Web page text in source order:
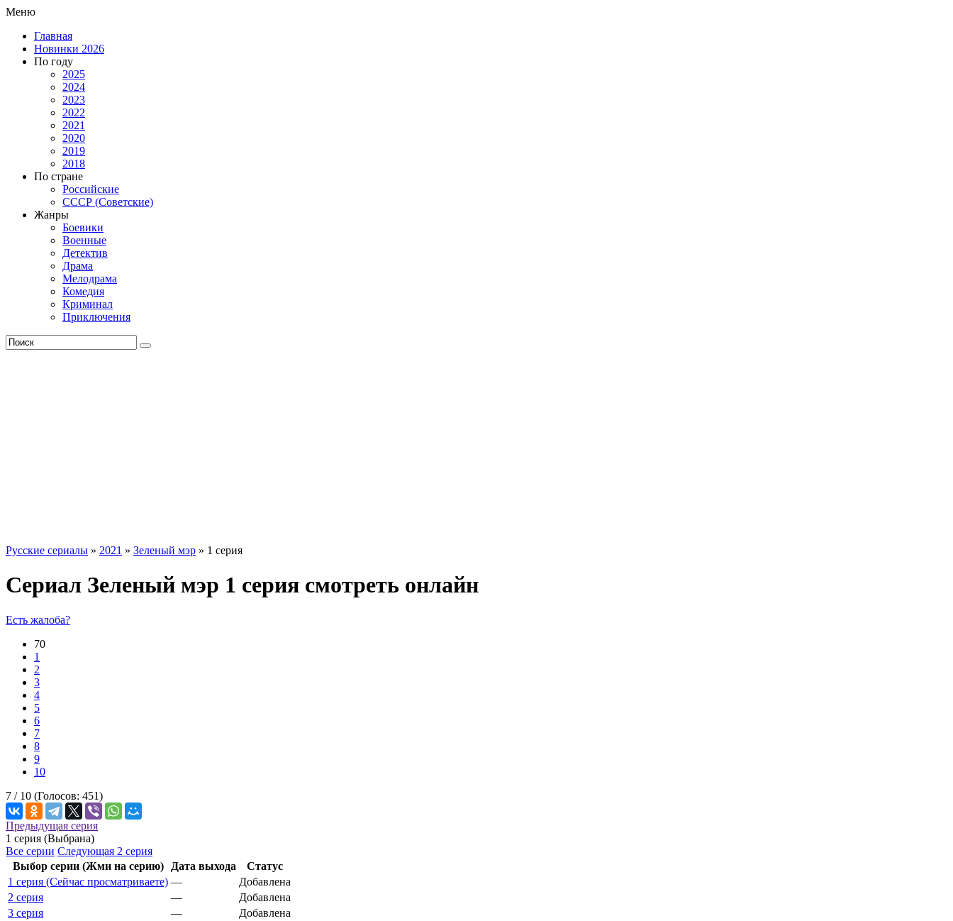
Меню
Главная
Новинки 2026
По году
2025
2024
2023
2022
2021
2020
2019
2018
По стране
Российские
СССР (Советские)
Жанры
Боевики
Военные
Детектив
Драма
Мелодрама
Комедия
Криминал
Приключения
Русские сериалы » 2021 » Зеленый мэр » 1 серия
Сериал Зеленый мэр 1 серия смотреть онлайн
Есть жалоба?
70
1
2
3
4
5
6
7
8
9
10
7 / 10 (Голосов: 451)
Предыдущая серия
1 серия (Выбрана)
Все серии Следующая 2 серия
Выбор серии (Жми на серию)
Дата выхода
Статус
1 серия (Сейчас просматриваете) —
Добавлена
2 серия
—
Добавлена
3 серия
—
Добавлена